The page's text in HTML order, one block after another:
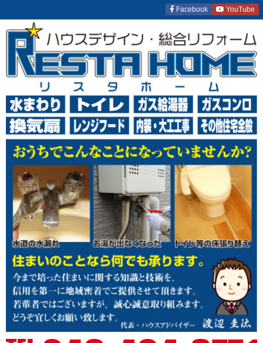
Facebook YouTube